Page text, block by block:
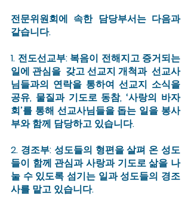
전문위원회에 속한 담당부서는 다음과
같습니다.
1. 전도선교부: 복음이 전해지고 증거되는
일에 관심을  갖고 선교지 개척과  선교사
님들과의 연락을 통하여 선교지 소식을
공유, 물질과 기도로 동참, ‘사랑의 바자
회’를 통해 선교사님들을 돕는 일을 봉사
부와 함께 담당하고 있습니다.
2. 경조부: 성도들의 형편을 살펴 온 성도
들이 함께 관심과 사랑과 기도로 삶을 나
눌 수 있도록 섬기는 일과 성도들의 경조
사를 맡고 있습니다.